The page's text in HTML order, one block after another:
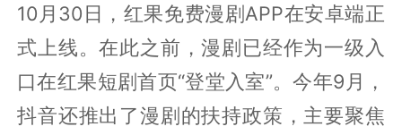
10月30日，红果免费漫剧APP在安卓端正
式上线。在此之前，漫剧已经作为一级入
口在红果短剧首页“登堂入室”。今年9月，
抖音还推出了漫剧的扶持政策，主要聚焦